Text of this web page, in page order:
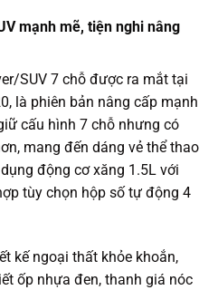
mạnh mẽ, tiện nghi nâng
SUV 7 chỗ được ra mắt tại
là phiên bản nâng cấp mạnh
cấu hình 7 chỗ nhưng có
mang đến dáng vẻ thể thao
động cơ xăng 1.5L với
tùy chọn hộp số tự động 4
kế ngoại thất khỏe khoắn,
ốp nhựa đen, thanh giá nóc